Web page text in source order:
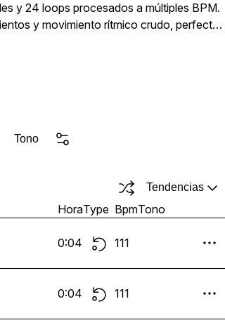
y 24 loops procesados a múltiples BPM.
y movimiento rítmico crudo, perfecto
Tono
Tendencias
HoraType BpmTono
0:04 111
0:04 111